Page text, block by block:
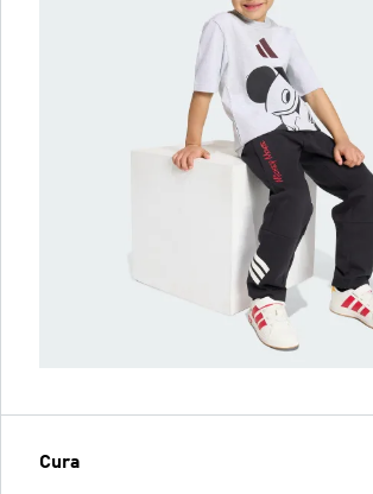
Cura